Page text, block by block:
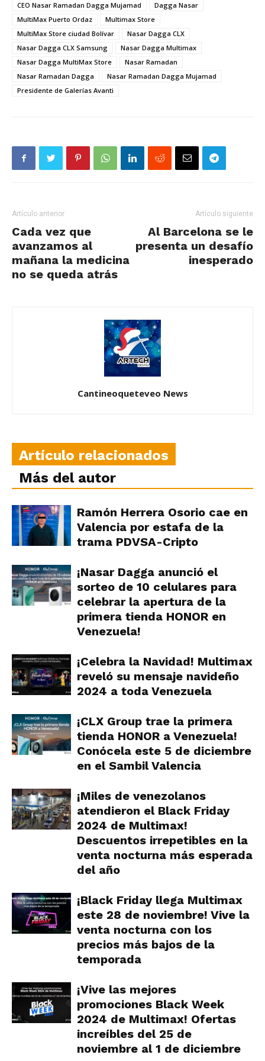
CEO Nasar Ramadan Dagga Mujamad
Dagga Nasar
MultiMax Puerto Ordaz
Multimax Store
MultiMax Store ciudad Bolívar
Nasar Dagga CLX
Nasar Dagga CLX Samsung
Nasar Dagga Multimax
Nasar Dagga MultiMax Store
Nasar Ramadan
Nasar Ramadan Dagga
Nasar Ramadan Dagga Mujamad
Presidente de Galerías Avanti
Artículo anterior
Cada vez que
avanzamos al
mañana la medicina
no se queda atrás
Artículo siguiente
Al Barcelona se le
presenta un desafío
inesperado
Cantineoqueteveo News
Artículo relacionados
Más del autor
Ramón Herrera Osorio cae en
Valencia por estafa de la
trama PDVSA-Cripto
¡Nasar Dagga anunció el
sorteo de 10 celulares para
celebrar la apertura de la
primera tienda HONOR en
Venezuela!
¡Celebra la Navidad! Multimax
reveló su mensaje navideño
2024 a toda Venezuela
¡CLX Group trae la primera
tienda HONOR a Venezuela!
Conócela este 5 de diciembre
en el Sambil Valencia
¡Miles de venezolanos
atendieron el Black Friday
2024 de Multimax!
Descuentos irrepetibles en la
venta nocturna más esperada
del año
¡Black Friday llega Multimax
este 28 de noviembre! Vive la
venta nocturna con los
precios más bajos de la
temporada
¡Vive las mejores
promociones Black Week
2024 de Multimax! Ofertas
increíbles del 25 de
noviembre al 1 de diciembre